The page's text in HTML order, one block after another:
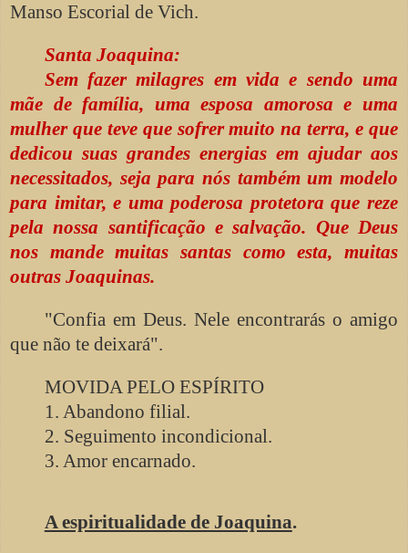
Manso Escorial de Vich.
Santa Joaquina:
Sem fazer milagres em vida e sendo uma
mãe de família, uma esposa amorosa e uma
mulher que teve que sofrer muito na terra, e que
dedicou suas grandes energias em ajudar aos
necessitados, seja para nós também um modelo
para imitar, e uma poderosa protetora que reze
pela nossa santificação e salvação. Que Deus
nos mande muitas santas como esta, muitas
outras Joaquinas.
"Confia em Deus. Nele encontrarás o amigo
que não te deixará".
MOVIDA PELO ESPÍRITO
1. Abandono filial.
2. Seguimento incondicional.
3. Amor encarnado.
A espiritualidade de Joaquina.